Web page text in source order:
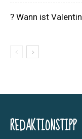
? Wann ist
REDAKTIONSTIPP